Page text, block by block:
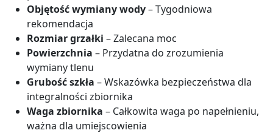
Objętość wymiany wody– Tygodniowa
rekomendacja
Rozmiar grzałki – Zalecana moc
Powierzchnia – Przydatna do zrozumienia
wymiany tlenu
Grubość szkła – Wskazówka bezpieczeństwa dla
integralności zbiornika
Waga zbiornika – Całkowita waga po napełnieniu,
ważna dla umiejscowienia